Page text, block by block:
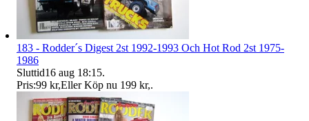
183 - Rodder´s Digest 2st 1992-1993 Och Hot Rod 2st 1975-
1986
Sluttid16 aug 18:15.
Pris:99 kr,Eller Köp nu 199 kr,.